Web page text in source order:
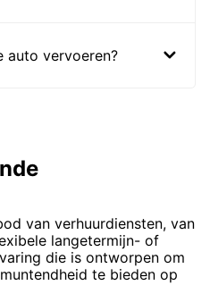
auto vervoeren?
van verhuurdiensten, van
langetermijn- of
die is ontworpen om
te bieden op